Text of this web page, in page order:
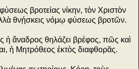
βροτείας νίκην, τὸν Χριστὸν
θνῄσκεις νόμῳ φύσεως βροτῶν.
ἄναδρος θηλάζει βρέφος, πῶς καὶ
ἡ Μητρόθεος ἐκτὸς διαφθορᾶς.